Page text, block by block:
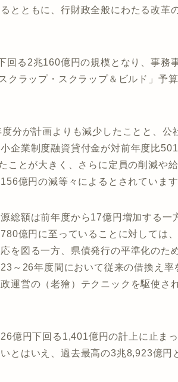
とともに、行財政全般にわたる改革
る2兆160億円の規模となり、事務
クラップ・スクラップ＆ビルド」予
分が計画よりも減少したことと、公
企業制度融資貸付金が対前年度比501
ことが大きく、さらに定員の削減や
億円の減等々によるとされています
総額は前年度から17億円増加する一
億円に至っていることに対しては
を図る一方、県債発行の平準化のた
～26年度間において従来の借換え率
運営の（老獪）テクニックを駆使さ
億円下回る1,401億円の計上に止ま
とはいえ、過去最高の3兆8,923億円